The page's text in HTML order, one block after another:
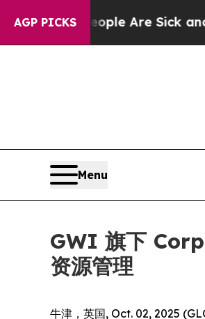
AGP PICKS
“People Are Sick and
Menu
GWI 旗下
资源管理
牛津，英国, Oct. 02, 2025